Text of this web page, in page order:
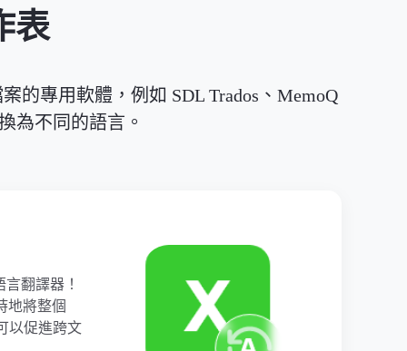
表
的專用軟體，例如 SDL Trados、MemoQ
為不同的語言。
翻譯器！
地將整個
以促進跨文